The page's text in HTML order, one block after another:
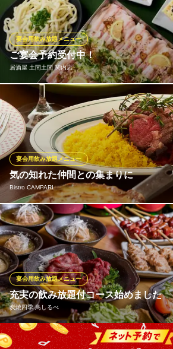
コースです。コース内（・前菜・鮮魚お刺
湯葉のサラダ・莫莫厳選串揚げ10本・莫莫
飯・季節のフルーツ）
串揚げと季節の料理 莫莫
関内/串揚げ/飲み放題
ＪＲ京浜東北線関内駅北口 徒歩5分
神奈川県横浜市中区相生町5-79-2 KGR×BLD馬車道4F
ご宴会予約受付中！
居酒屋 土間土間 関内店
宴会用飲み放題メニュー
選べるコース＆飲み放題で、もっと楽しく
きを過ごしませんか？
居酒屋 土間土間 関内店
居酒屋 個室 飲み放題
横浜市営地下鉄関内駅 徒歩1分
神奈川県横浜市中区尾上町4-54 イマックスビル2F
気の知れた仲間との集まりに
Bistro CAMPARI
宴会用飲み放題メニュー
皆様にご満足していただきたいからこそ、
くしているのも喜ばれているポイントです
て、嬉しい飲み放題付き。 お好きなだけ
楽しみいただけます。 また、コース内容
ギー対応等も承りますので、気軽にご相談
Bistro CAMPARI
『関内に隠れたパリ』
横浜市営地下鉄関内駅 徒歩5分
神奈川県横浜市中区相生町2-38 佐藤相生ビル1F
充実の飲み放題付コース始めました
炭焼四季 鳥しるべ
宴会用飲み放題メニュー
宴会シーズンに飲み放題付のコースがほし